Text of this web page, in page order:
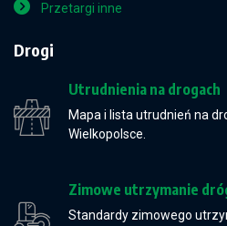
Przetargi inne
Drogi
Utrudnienia na drogach
Mapa i lista utrudnień na
Wielkopolsce.
Zimowe utrzymanie
Standardy zimowego